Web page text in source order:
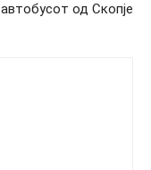
автобусот од Скопје